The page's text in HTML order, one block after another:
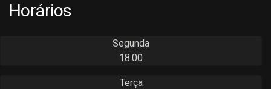
Horários
Segunda
18:00
Terça